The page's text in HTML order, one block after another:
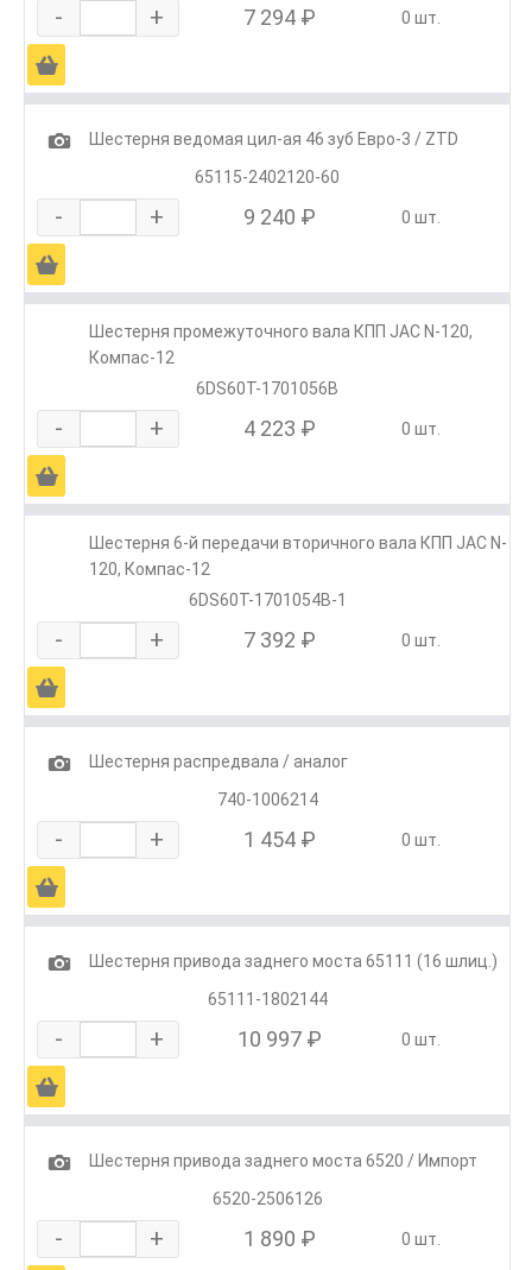
- + 7 294 ₽ 0 шт.
Ä
1
Шестерня ведомая цил-ая 46 зуб Евро-3 / ZTD
65115-2402120-60
- + 9 240 ₽ 0 шт.
Ä
Шестерня промежуточного вала КПП JAC N-120,
Компас-12
6DS60T-1701056B
- + 4 223 ₽ 0 шт.
Ä
Шестерня 6-й передачи вторичного вала КПП JAC N-
120, Компас-12
6DS60T-1701054B-1
- + 7 392 ₽ 0 шт.
Ä
1
Шестерня распредвала / аналог
740-1006214
- + 1 454 ₽ 0 шт.
Ä
1
Шестерня привода заднего моста 65111 (16 шлиц.)
65111-1802144
- + 10 997 ₽ 0 шт.
Ä
1
Шестерня привода заднего моста 6520 / Импорт
6520-2506126
- + 1 890 ₽ 0 шт.